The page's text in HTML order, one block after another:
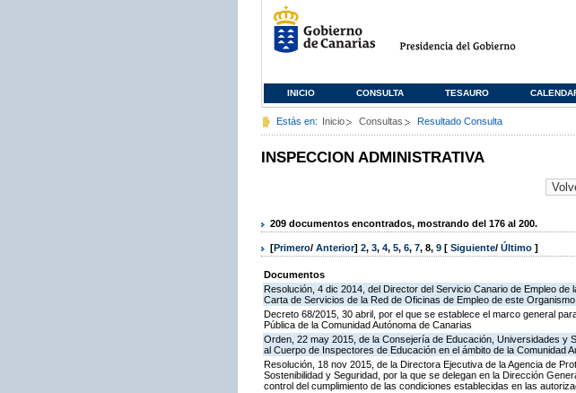
INICIO CONSULTA TESAURO
Estás en: Inicio Consultas Resultado Consulta
INSPECCION ADMINISTRATIVA
209 documentos encontrados, mostrando del 176 al 200.
[Primero/ Anterior] 2, 3, 4, 5, 6, 7, 8, 9 [ Siguiente/ Último ]
Documentos
Resolución, 4 dic 2014, del Director del Servicio Canario de Empleo
Carta de Servicios de la Red de Oficinas de Empleo de este
Decreto 68/2015, 30 abril, por el que se establece el marco general
Pública de la Comunidad Autónoma de Canarias
Orden, 22 may 2015, de la Consejería de Educación, Universidades
al Cuerpo de Inspectores de Educación en el ámbito de la Comunidad
Resolución, 18 nov 2015, de la Directora Ejecutiva de la Agencia de
Sostenibilidad y Seguridad, por la que se delegan en la Dirección
control del cumplimiento de las condiciones establecidas en las